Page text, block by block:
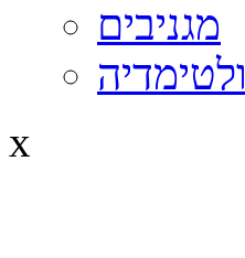
מגניבים
x